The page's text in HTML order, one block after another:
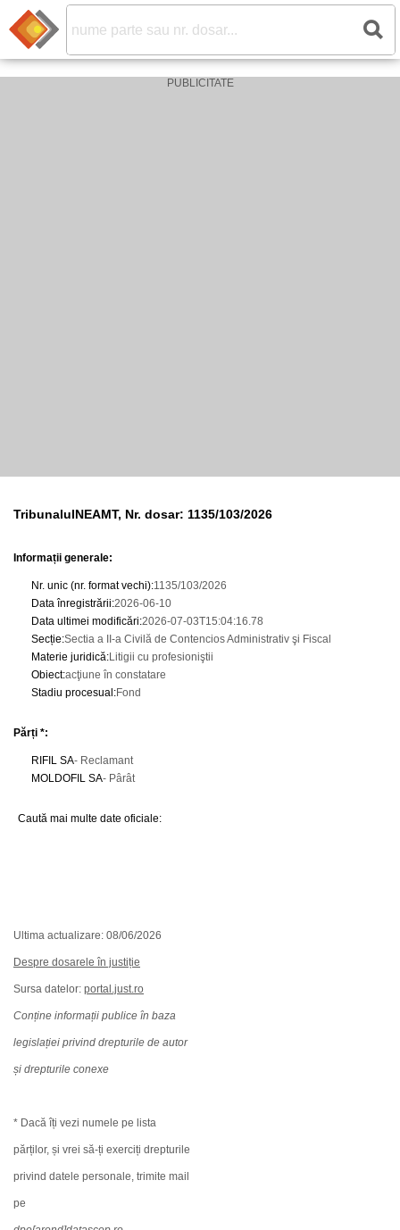
TribunalulNEAMT, Nr. dosar: 1135/103/2026
Informații generale:
Nr. unic (nr. format vechi):1135/103/2026
Data înregistrării:2026-06-10
Data ultimei modificări:2026-07-03T15:04:16.78
Secție:Sectia a II-a Civilă de Contencios Administrativ şi Fiscal
Materie juridică:Litigii cu profesioniştii
Obiect:acţiune în constatare
Stadiu procesual :Fond
Părți *:
RIFIL SA- Reclamant
MOLDOFIL SA- Pârât
Caută mai multe date oficiale:
Ultima actualizare: 08/06/2026
Despre dosarele în justiție
Sursa datelor: portal.just.ro
Conține informații publice în baza
legislației privind drepturile de autor
și drepturile conexe
* Dacă îți vezi numele pe lista
părților, și vrei să-ți exerciți drepturile
privind datele personale, trimite mail
pe